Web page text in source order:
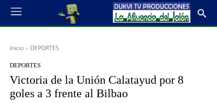
Inicio DEPORTES
DEPORTES
Victoria de la Unión Calatayud por 8
goles a 3 frente al Bilbao